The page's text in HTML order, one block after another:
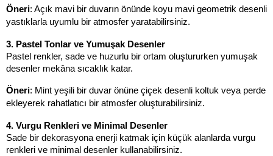
Öneri: Açık mavi bir duvarın önünde koyu mavi geometrik desenli
yastıklarla uyumlu bir atmosfer yaratabilirsiniz.
3. Pastel Tonlar ve Yumuşak Desenler
Pastel renkler, sade ve huzurlu bir ortam oluştururken yumuşak
desenler mekâna sıcaklık katar.
Öneri: Mint yeşili bir duvar önüne çiçek desenli koltuk veya perde
ekleyerek rahatlatıcı bir atmosfer oluşturabilirsiniz.
4. Vurgu Renkleri ve Minimal Desenler
Sade bir dekorasyona enerji katmak için küçük alanlarda vurgu
renkleri ve minimal desenler kullanabilirsiniz.